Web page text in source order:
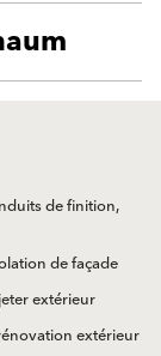
de finition,
de façade
extérieur
extérieur